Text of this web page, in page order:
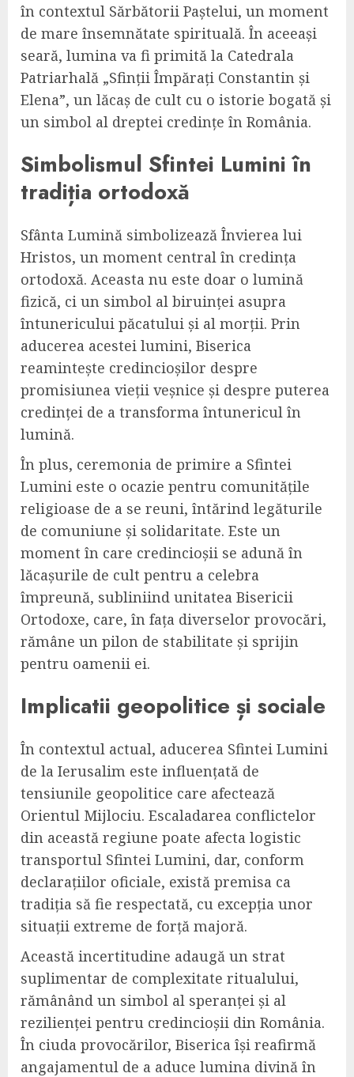
în contextul Sărbătorii Paștelui, un moment
de mare însemnătate spirituală. În aceeași
seară, lumina va fi primită la Catedrala
Patriarhală „Sfinții Împărați Constantin și
Elena”, un lăcaș de cult cu o istorie bogată și
un simbol al dreptei credințe în România.
Simbolismul Sfintei Lumini în
tradiția ortodoxă
Sfânta Lumină simbolizează Învierea lui
Hristos, un moment central în credința
ortodoxă. Aceasta nu este doar o lumină
fizică, ci un simbol al biruinței asupra
întunericului păcatului și al morții. Prin
aducerea acestei lumini, Biserica
reamintește credincioșilor despre
promisiunea vieții veșnice și despre puterea
credinței de a transforma întunericul în
lumină.
În plus, ceremonia de primire a Sfintei
Lumini este o ocazie pentru comunitățile
religioase de a se reuni, întărind legăturile
de comuniune și solidaritate. Este un
moment în care credincioșii se adună în
lăcașurile de cult pentru a celebra
împreună, subliniind unitatea Bisericii
Ortodoxe, care, în fața diverselor provocări,
rămâne un pilon de stabilitate și sprijin
pentru oamenii ei.
Implicatii geopolitice și sociale
În contextul actual, aducerea Sfintei Lumini
de la Ierusalim este influențată de
tensiunile geopolitice care afectează
Orientul Mijlociu. Escaladarea conflictelor
din această regiune poate afecta logistic
transportul Sfintei Lumini, dar, conform
declarațiilor oficiale, există premisa ca
tradiția să fie respectată, cu excepția unor
situații extreme de forță majoră.
Această incertitudine adaugă un strat
suplimentar de complexitate ritualului,
rămânând un simbol al speranței și al
rezilienței pentru credincioșii din România.
În ciuda provocărilor, Biserica își reafirmă
angajamentul de a aduce lumina divină în